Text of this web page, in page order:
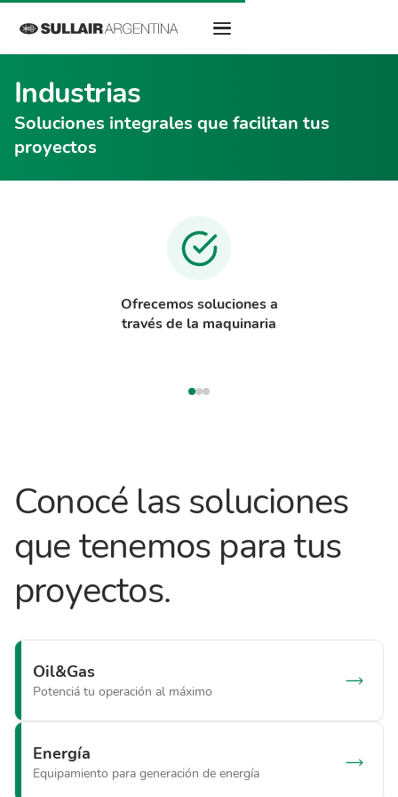
Industrias
Soluciones integrales que facilitan tus
proyectos
Ofrecemos soluciones a
través de la maquinaria
Conocé las soluciones
que tenemos para tus
proyectos.
Oil&Gas
Potenciá tu operación al máximo
Energía
Equipamiento para generación de energía